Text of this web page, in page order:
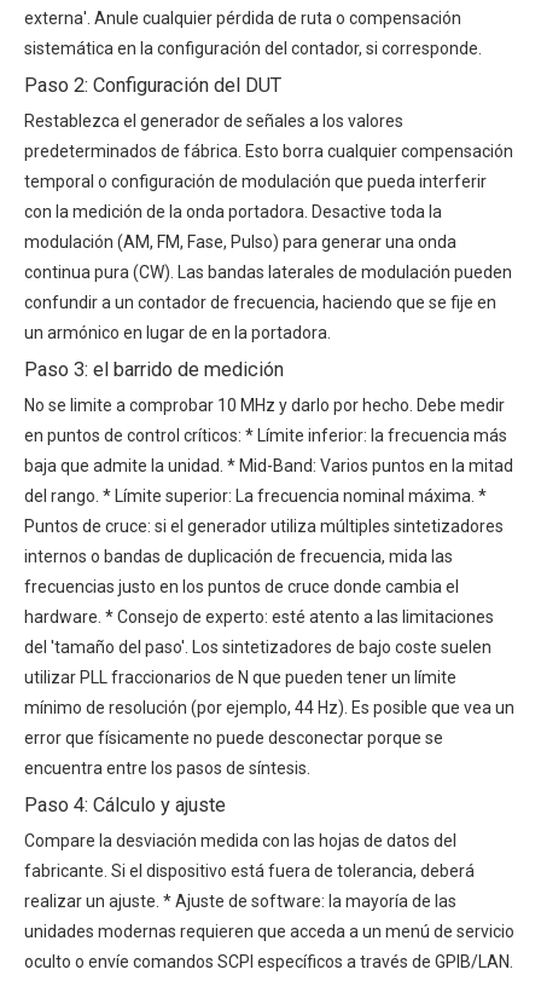
externa'. Anule cualquier pérdida de ruta o compensación
sistemática en la configuración del contador, si corresponde.
Paso 2: Configuración del DUT
Restablezca el generador de señales a los valores
predeterminados de fábrica. Esto borra cualquier compensación
temporal o configuración de modulación que pueda interferir
con la medición de la onda portadora. Desactive toda la
modulación (AM, FM, Fase, Pulso) para generar una onda
continua pura (CW). Las bandas laterales de modulación pueden
confundir a un contador de frecuencia, haciendo que se fije en
un armónico en lugar de en la portadora.
Paso 3: el barrido de medición
No se limite a comprobar 10 MHz y darlo por hecho. Debe medir
en puntos de control críticos: * Límite inferior: la frecuencia más
baja que admite la unidad. * Mid-Band: Varios puntos en la mitad
del rango. * Límite superior: La frecuencia nominal máxima. *
Puntos de cruce: si el generador utiliza múltiples sintetizadores
internos o bandas de duplicación de frecuencia, mida las
frecuencias justo en los puntos de cruce donde cambia el
hardware. * Consejo de experto: esté atento a las limitaciones
del 'tamaño del paso'. Los sintetizadores de bajo coste suelen
utilizar PLL fraccionarios de N que pueden tener un límite
mínimo de resolución (por ejemplo, 44 ​​Hz). Es posible que vea un
error que físicamente no puede desconectar porque se
encuentra entre los pasos de síntesis.
Paso 4: Cálculo y ajuste
Compare la desviación medida con las hojas de datos del
fabricante. Si el dispositivo está fuera de tolerancia, deberá
realizar un ajuste. * Ajuste de software: la mayoría de las
unidades modernas requieren que acceda a un menú de servicio
oculto o envíe comandos SCPI específicos a través de GPIB/LAN.